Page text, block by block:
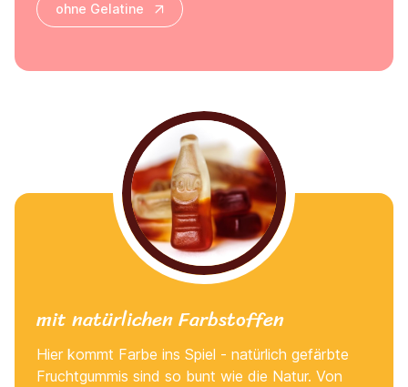
ohne Gelatine
mit natürlichen Farbstoffen
Hier kommt Farbe ins Spiel - natürlich gefärbte
Fruchtgummis sind so bunt wie die Natur. Von